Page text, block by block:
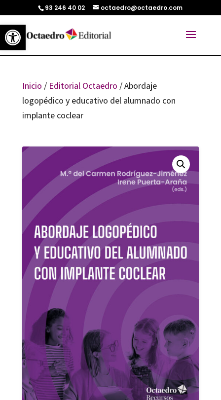
Abrir barra de herramientas
93 246 40 02 octaedro@octaedro.com
Inicio / Editorial Octaedro / Abordaje
logopédico y educativo del alumnado con
implante coclear